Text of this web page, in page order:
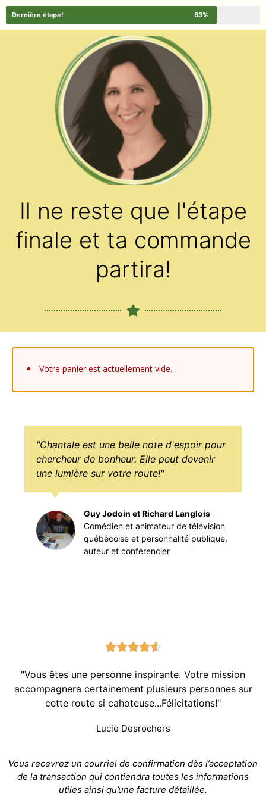
Dernière étape! 83%
Il ne reste que l'étape
finale et ta commande
partira!
Votre panier est actuellement vide.
"Chantale est une belle note d'espoir pour
chercheur de bonheur. Elle peut devenir
une lumière sur votre route!"
Guy Jodoin et Richard Langlois
Comédien et animateur de télévision
québécoise et personnalité publique,
auteur et conférencier

"Vous êtes une personne inspirante. Votre mission
accompagnera certainement plusieurs personnes sur
cette route si cahoteuse...Félicitations!"
Lucie Desrochers
Vous recevrez un courriel de confirmation dès l’acceptation
de la transaction qui contiendra toutes les informations
utiles ainsi qu’une facture détaillée.